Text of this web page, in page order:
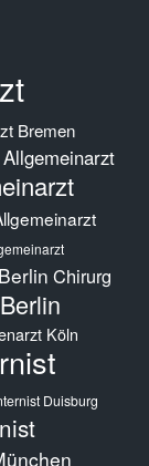
Bremen
Allgemeinarzt
Chirurg
Köln
Duisburg